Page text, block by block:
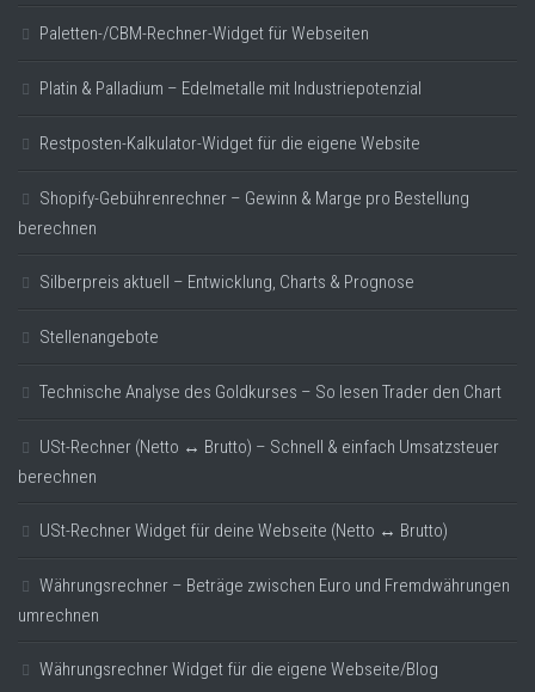
Paletten-/CBM-Rechner-Widget für Webseiten
Platin & Palladium – Edelmetalle mit Industriepotenzial
Restposten-Kalkulator-Widget für die eigene Website
Shopify-Gebührenrechner – Gewinn & Marge pro Bestellung
berechnen
Silberpreis aktuell – Entwicklung, Charts & Prognose
Stellenangebote
Technische Analyse des Goldkurses – So lesen Trader den Chart
USt-Rechner (Netto ↔ Brutto) – Schnell & einfach Umsatzsteuer
berechnen
USt-Rechner Widget für deine Webseite (Netto ↔ Brutto)
Währungsrechner – Beträge zwischen Euro und Fremdwährungen
umrechnen
Währungsrechner Widget für die eigene Webseite/Blog